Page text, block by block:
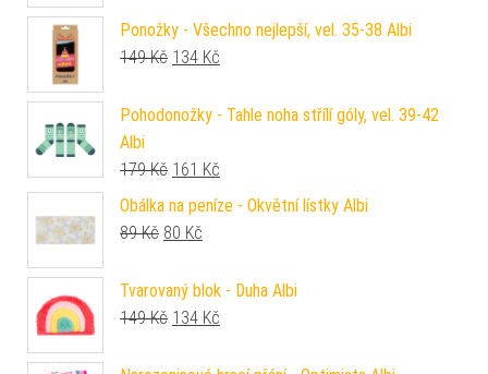
Ponožky - Všechno nejlepší, vel. 35-38 Albi
149Kč Původní cena byla: 149 Kč.
134 Kč
Pohodonožky - Tahle noha střílí góly, vel. 39-42
Albi
179Kč Původní cena byla: 179 Kč.
161 Kč
Obálka na peníze - Okvětní lístky Albi
89Kč Původní cena byla: 89 Kč.
80 Kč
Tvarovaný blok - Duha Albi
149Kč Původní cena byla: 149 Kč.
134 Kč